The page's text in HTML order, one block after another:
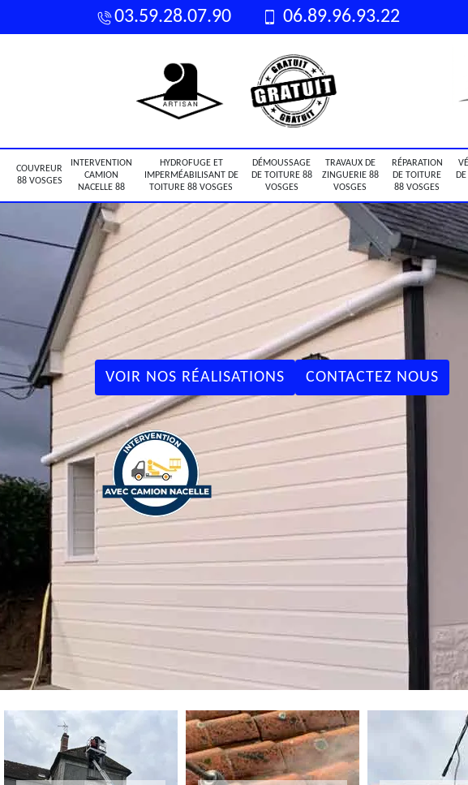
03.59.28.07.90 06.89.96.93.22
COUVREUR
88 VOSGES
INTERVENTION
CAMION
NACELLE 88
HYDROFUGE ET
IMPERMÉABILISANT DE
TOITURE 88 VOSGES
DÉMOUSSAGE
DE TOITURE 88
VOSGES
TRAVAUX DE
ZINGUERIE 88
VOSGES
RÉPARATION
DE TOITURE
88 VOSGES
VOIR NOS RÉALISATIONS CONTACTEZ NOUS